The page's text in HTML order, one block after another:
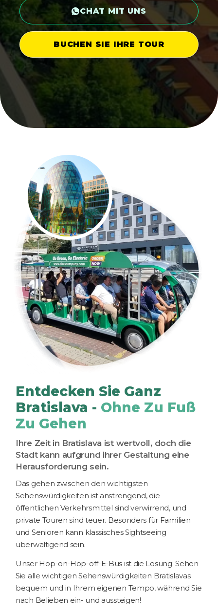
CHAT MIT UNS
BUCHEN SIE IHRE TOUR
Entdecken Sie Ganz
Bratislava - Ohne Zu Fuß
Zu Gehen
Ihre Zeit in Bratislava ist wertvoll, doch die
Stadt kann aufgrund ihrer Gestaltung eine
Herausforderung sein.
Das gehen zwischen den wichtigsten
Sehenswürdigkeiten ist anstrengend, die
öffentlichen Verkehrsmittel sind verwirrend, und
private Touren sind teuer. Besonders für Familien
und Senioren kann klassisches Sightseeing
überwältigend sein.
Unser Hop-on-Hop-off-E-Bus ist die Lösung: Sehen
Sie alle wichtigen Sehenswürdigkeiten Bratislavas
bequem und in Ihrem eigenen Tempo, während Sie
nach Belieben ein- und aussteigen!